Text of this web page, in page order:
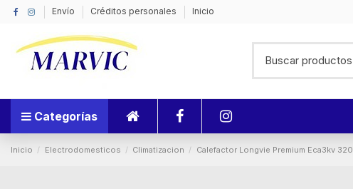
Envío Créditos personales Inicio
Categorías
Inicio Electrodomesticos Climatizacion Calefactor Longvie Premium Eca3kv